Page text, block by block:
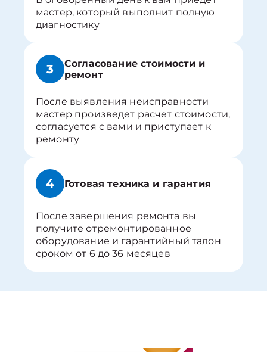
мастер, который выполнит полную
диагностику
3
Согласование стоимости и
ремонт
После выявления неисправности
мастер произведет расчет стоимости,
согласуется с вами и приступает к
ремонту
4 Готовая техника и гарантия
После завершения ремонта вы
получите отремонтированное
оборудование и гарантийный талон
сроком от 6 до 36 месяцев